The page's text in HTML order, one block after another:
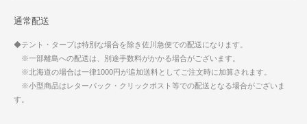
通常配送
◆テント・タープは特別な場合を除き佐川急便での配送になります。
※一部離島への配送は、別途手数料がかかる場合がございます。
※北海道の場合は一律1000円が追加送料としてご注文時に加算されます。
※小型商品はレターパック・クリックポスト等での配送となる場合がございま
す。